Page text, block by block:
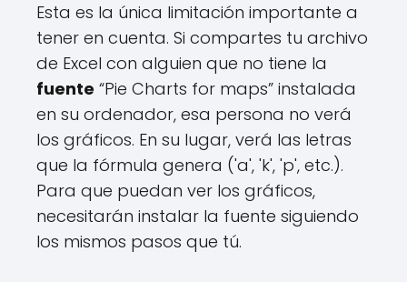
Esta es la única limitación importante a
tener en cuenta. Si compartes tu archivo
de Excel con alguien que no tiene la
fuente “Pie Charts for maps” instalada
en su ordenador, esa persona no verá
los gráficos. En su lugar, verá las letras
que la fórmula genera ('a', 'k', 'p', etc.).
Para que puedan ver los gráficos,
necesitarán instalar la fuente siguiendo
los mismos pasos que tú.